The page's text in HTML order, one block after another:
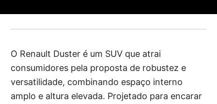
O Renault Duster é um SUV que atrai
consumidores pela proposta de robustez e
versatilidade, combinando espaço interno
amplo e altura elevada. Projetado para encarar